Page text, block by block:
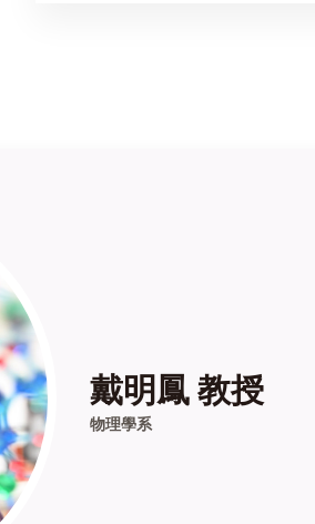
戴明鳳 教授
物理學系